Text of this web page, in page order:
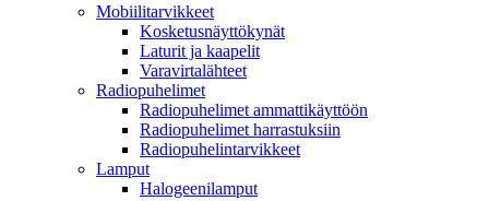
Mobiilitarvikkeet
Kosketusnäyttökynät
Laturit ja kaapelit
Varavirtalähteet
Radiopuhelimet
Radiopuhelimet ammattikäyttöön
Radiopuhelimet harrastuksiin
Radiopuhelintarvikkeet
Lamput
Halogeenilamput